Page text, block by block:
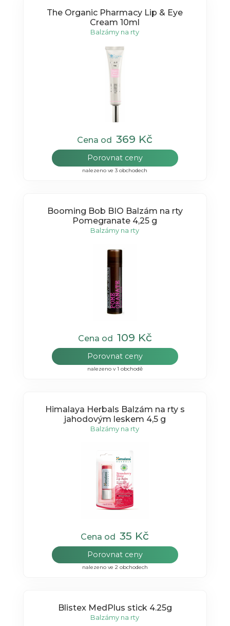
The Organic Pharmacy Lip & Eye
Cream 10ml
Balzámy na rty
Cena od369 Kč
Porovnat ceny
nalezeno ve 3 obchodech
Booming Bob BIO Balzám na rty
Pomegranate 4,25 g
Balzámy na rty
Cena od 109 Kč
Porovnat ceny
nalezeno v 1 obchodě
Himalaya Herbals Balzám na rty s
jahodovým leskem 4,5 g
Balzámy na rty
Cena od35 Kč
Porovnat ceny
nalezeno ve 2 obchodech
Blistex MedPlus stick 4.25g
Balzámy na rty